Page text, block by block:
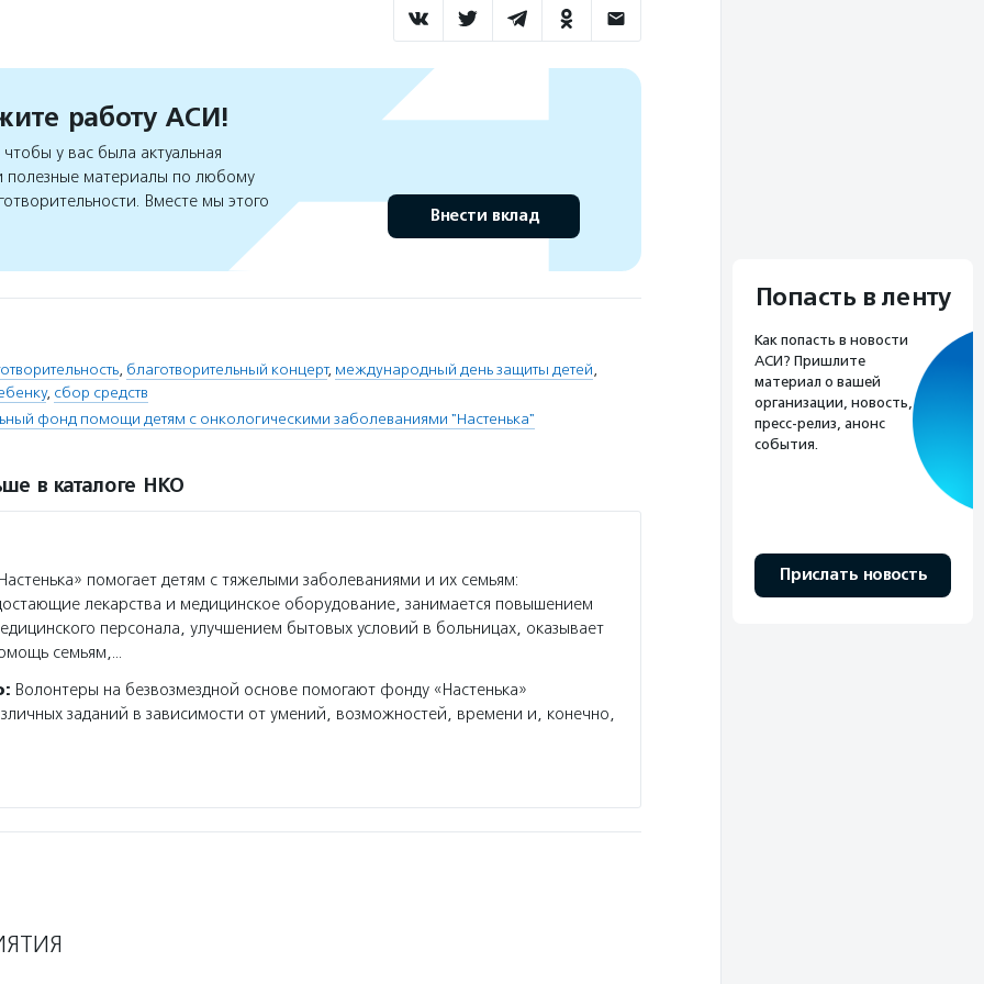
работу АСИ!
у вас была актуальная
материалы по любому
Вместе мы этого
Внести вклад
, благотворительный концерт, международный день защиты детей,
, сбор средств
фонд помощи детям с онкологическими заболеваниями "Настенька"
в каталоге НКО
помогает детям с тяжелыми заболеваниями и их семьям:
лекарства и медицинское оборудование, занимается повышением
персонала, улучшением бытовых условий в больницах, оказывает
семьям,…
Волонтеры на безвозмездной основе помогают фонду «Настенька»
заданий в зависимости от умений, возможностей, времени и, конечно,
Попасть в ленту
Как попасть в новости
АСИ? Пришлите
материал о вашей
организации, новость,
пресс-релиз, анонс
события.
Прислать новость